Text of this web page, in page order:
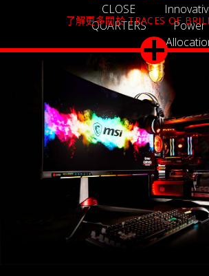
CLOSE
QUARTERS
Power
了解更多關於 TRACES OF